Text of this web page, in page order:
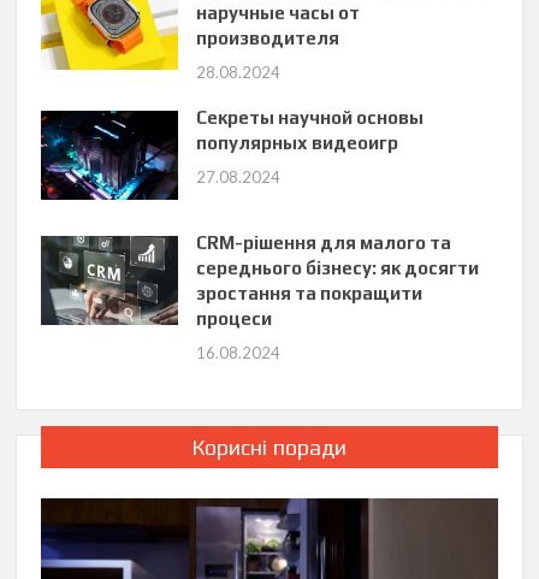
наручные часы от
производителя
28.08.2024
Секреты научной основы
популярных видеоигр
27.08.2024
CRM-рішення для малого та
середнього бізнесу: як досягти
зростання та покращити
процеси
16.08.2024
Корисні поради